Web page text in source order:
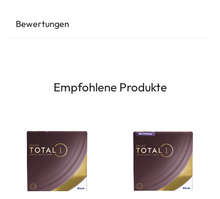
Bewertungen
Empfohlene Produkte